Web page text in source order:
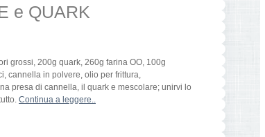
e QUARK
grossi, 200g quark, 260g farina OO, 100g
cannella in polvere, olio per frittura,
presa di cannella, il quark e mescolare; unirvi lo
Continua a leggere..